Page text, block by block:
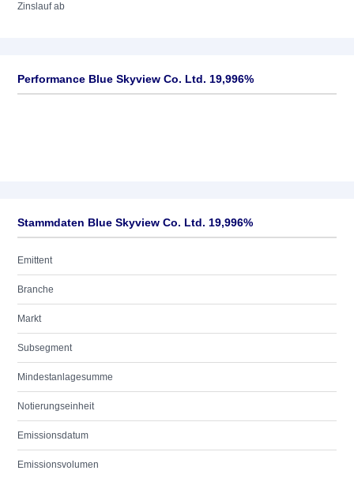
Zinslauf ab
Performance Blue Skyview Co. Ltd. 19,996%
Stammdaten Blue Skyview Co. Ltd. 19,996%
Emittent
Branche
Markt
Subsegment
Mindestanlagesumme
Notierungseinheit
Emissionsdatum
Emissionsvolumen